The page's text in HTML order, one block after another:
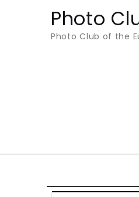
Photo
Photo Club of the